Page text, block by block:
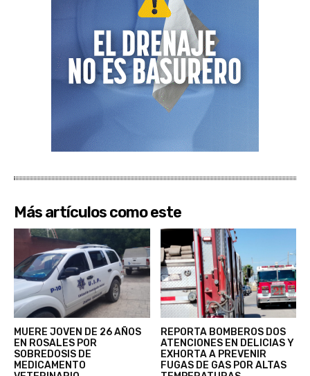
Más artículos como este
MUERE JOVEN DE 26 AÑOS
EN ROSALES POR
SOBREDOSIS DE
MEDICAMENTO
REPORTA BOMBEROS DOS
ATENCIONES EN DELICIAS Y
EXHORTA A PREVENIR
FUGAS DE GAS POR ALTAS